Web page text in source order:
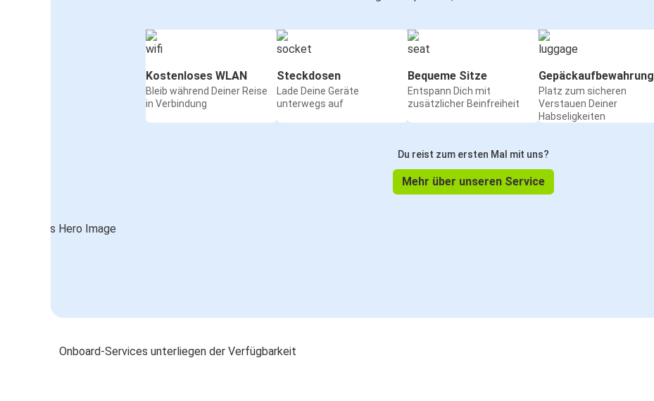
Kostenloses WLAN
Bleib während Deiner Reise
in Verbindung
Steckdosen
Lade Deine Geräte
unterwegs auf
Bequeme Sitze
Entspann Dich mit
zusätzlicher Beinfreiheit
Gepäckaufbewahrung
Platz zum sicheren
Verstauen Deiner
Habseligkeiten
Du reist zum ersten Mal mit uns?
Mehr über unseren Service
Onboard-Services unterliegen der Verfügbarkeit